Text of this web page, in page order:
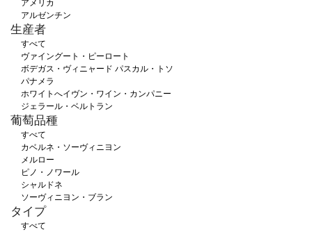
アメリカ
アルゼンチン
生産者
すべて
ヴァイングート・ピーロート
ボデガス・ヴィニャード パスカル・トソ
パナメラ
ホワイトへイヴン・ワイン・カンパニー
ジェラール・ベルトラン
葡萄品種
すべて
カベルネ・ソーヴィニヨン
メルロー
ピノ・ノワール
シャルドネ
ソーヴィニヨン・ブラン
タイプ
すべて